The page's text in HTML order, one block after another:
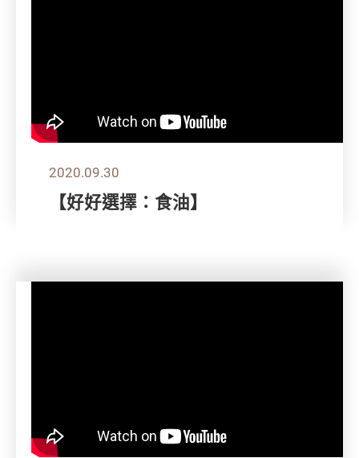
2020.09.30
【好好選擇：食油】